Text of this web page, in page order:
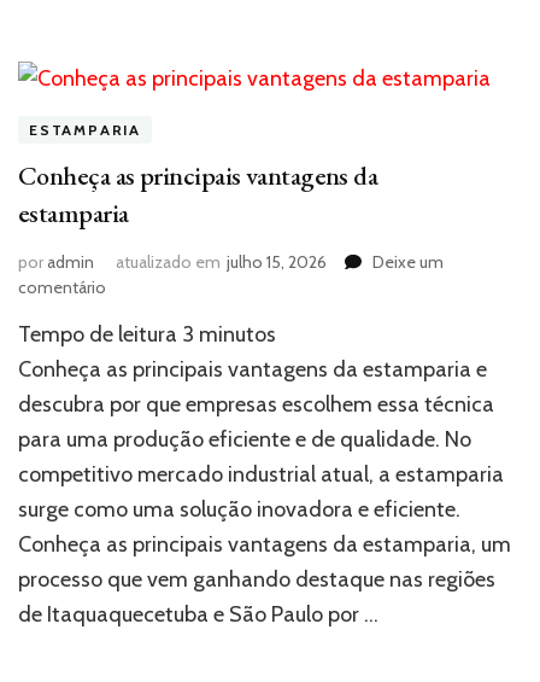
ESTAMPARIA
Conheça as principais vantagens da
estamparia
poradmin atualizado em julho 15, 2026
Deixe um
comentário
as
principais
vantagens
da
estamparia
Tempo de leitura 3 minutos
Conheça as principais vantagens da estamparia e
descubra por que empresas escolhem essa técnica
para uma produção eficiente e de qualidade. No
competitivo mercado industrial atual, a estamparia
surge como uma solução inovadora e eficiente.
Conheça as principais vantagens da estamparia, um
processo que vem ganhando destaque nas regiões
de Itaquaquecetuba e São Paulo por …